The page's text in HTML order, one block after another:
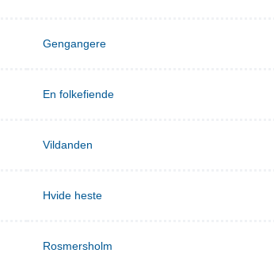
Gengangere
En folkefiende
Vildanden
Hvide heste
Rosmersholm